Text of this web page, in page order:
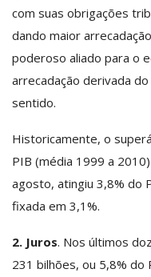
com suas obrigações
dando maior
poderoso aliado para o
arrecadação derivada
sentido.
Historicamente, o
PIB (média 1999 a
agosto, atingiu 3,8% do
fixada em 3,1%.
2. Juros. Nos últimos
231 bilhões, ou 5,8% do